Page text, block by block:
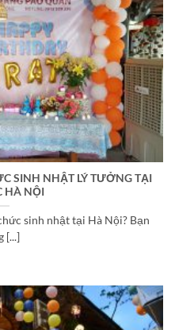
SINH NHẬT LÝ TƯỞNG TẠI
HÀ NỘI
sinh nhật tại Hà Nội? Bạn
[...]